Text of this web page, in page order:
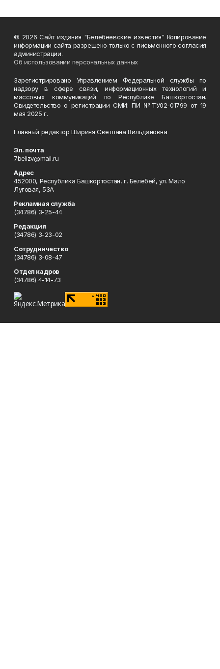
© 2026 Сайт издания "Белебеевские известия" Копирование
информации сайта разрешено только с письменного согласия
администрации.
Об использовании персональных данных
Зарегистрировано Управлением Федеральной службы по
надзору в сфере связи, информационных технологий и
массовых коммуникаций по Республике Башкортостан.
Свидетельство о регистрации СМИ: ПИ №ТУ02-01799 от 19
мая 2025 г.
Главный редактор Шириня Светлана Вильдановна
Эл. почта
7belizv@mail.ru
Адрес
452000, Республика Башкортостан, г. Белебей, ул. Мало
Луговая, 53А
Рекламная служба
(34786) 3-25-44
Редакция
(34786) 3-23-02
Сотрудничество
(34786) 3-08-47
Отдел кадров
(34786) 4-14-73